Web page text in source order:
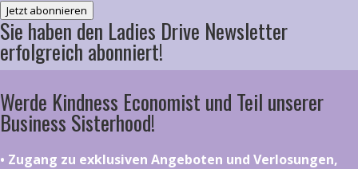
Jetzt abonnieren
Sie haben den Ladies Drive Newsletter
erfolgreich abonniert!
Werde Kindness Economist und Teil unserer
Business Sisterhood!
•⁠ ⁠⁠Zugang zu exklusiven Angeboten und Verlosungen,